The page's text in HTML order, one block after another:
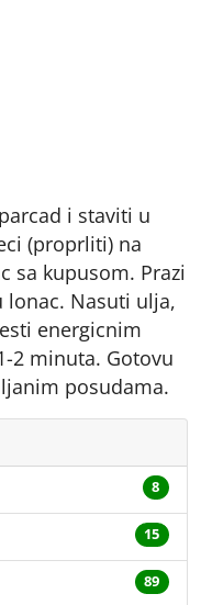
i staviti u
(proprliti) na
sa kupusom. Prazi
lonac. Nasuti ulja,
energicnim
2 minuta. Gotovu
posudama.
8
15
89